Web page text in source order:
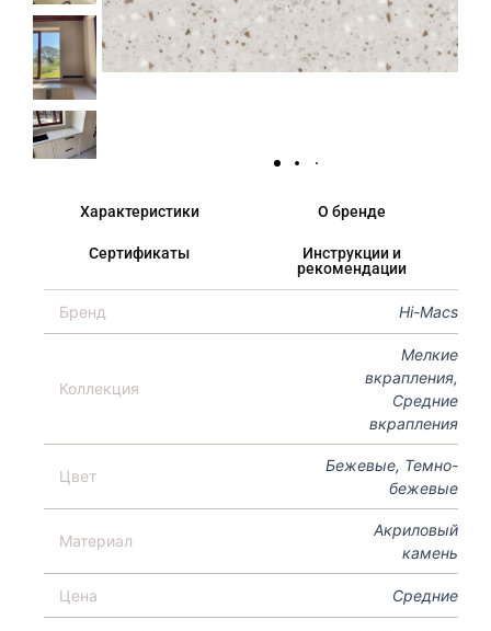
Характеристики О бренде
Сертификаты
Инструкции и
рекомендации
Бренд Hi-Macs
Коллекция
Мелкие
вкрапления,
Средние
вкрапления
Цвет
Бежевые, Темно-
бежевые
Материал
Акриловый
камень
Цена Средние